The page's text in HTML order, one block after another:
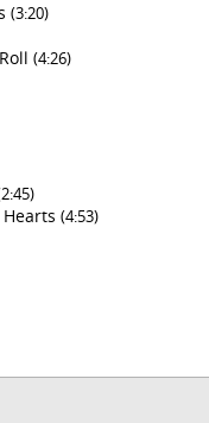
(3:20)
(4:26)
(4:53)